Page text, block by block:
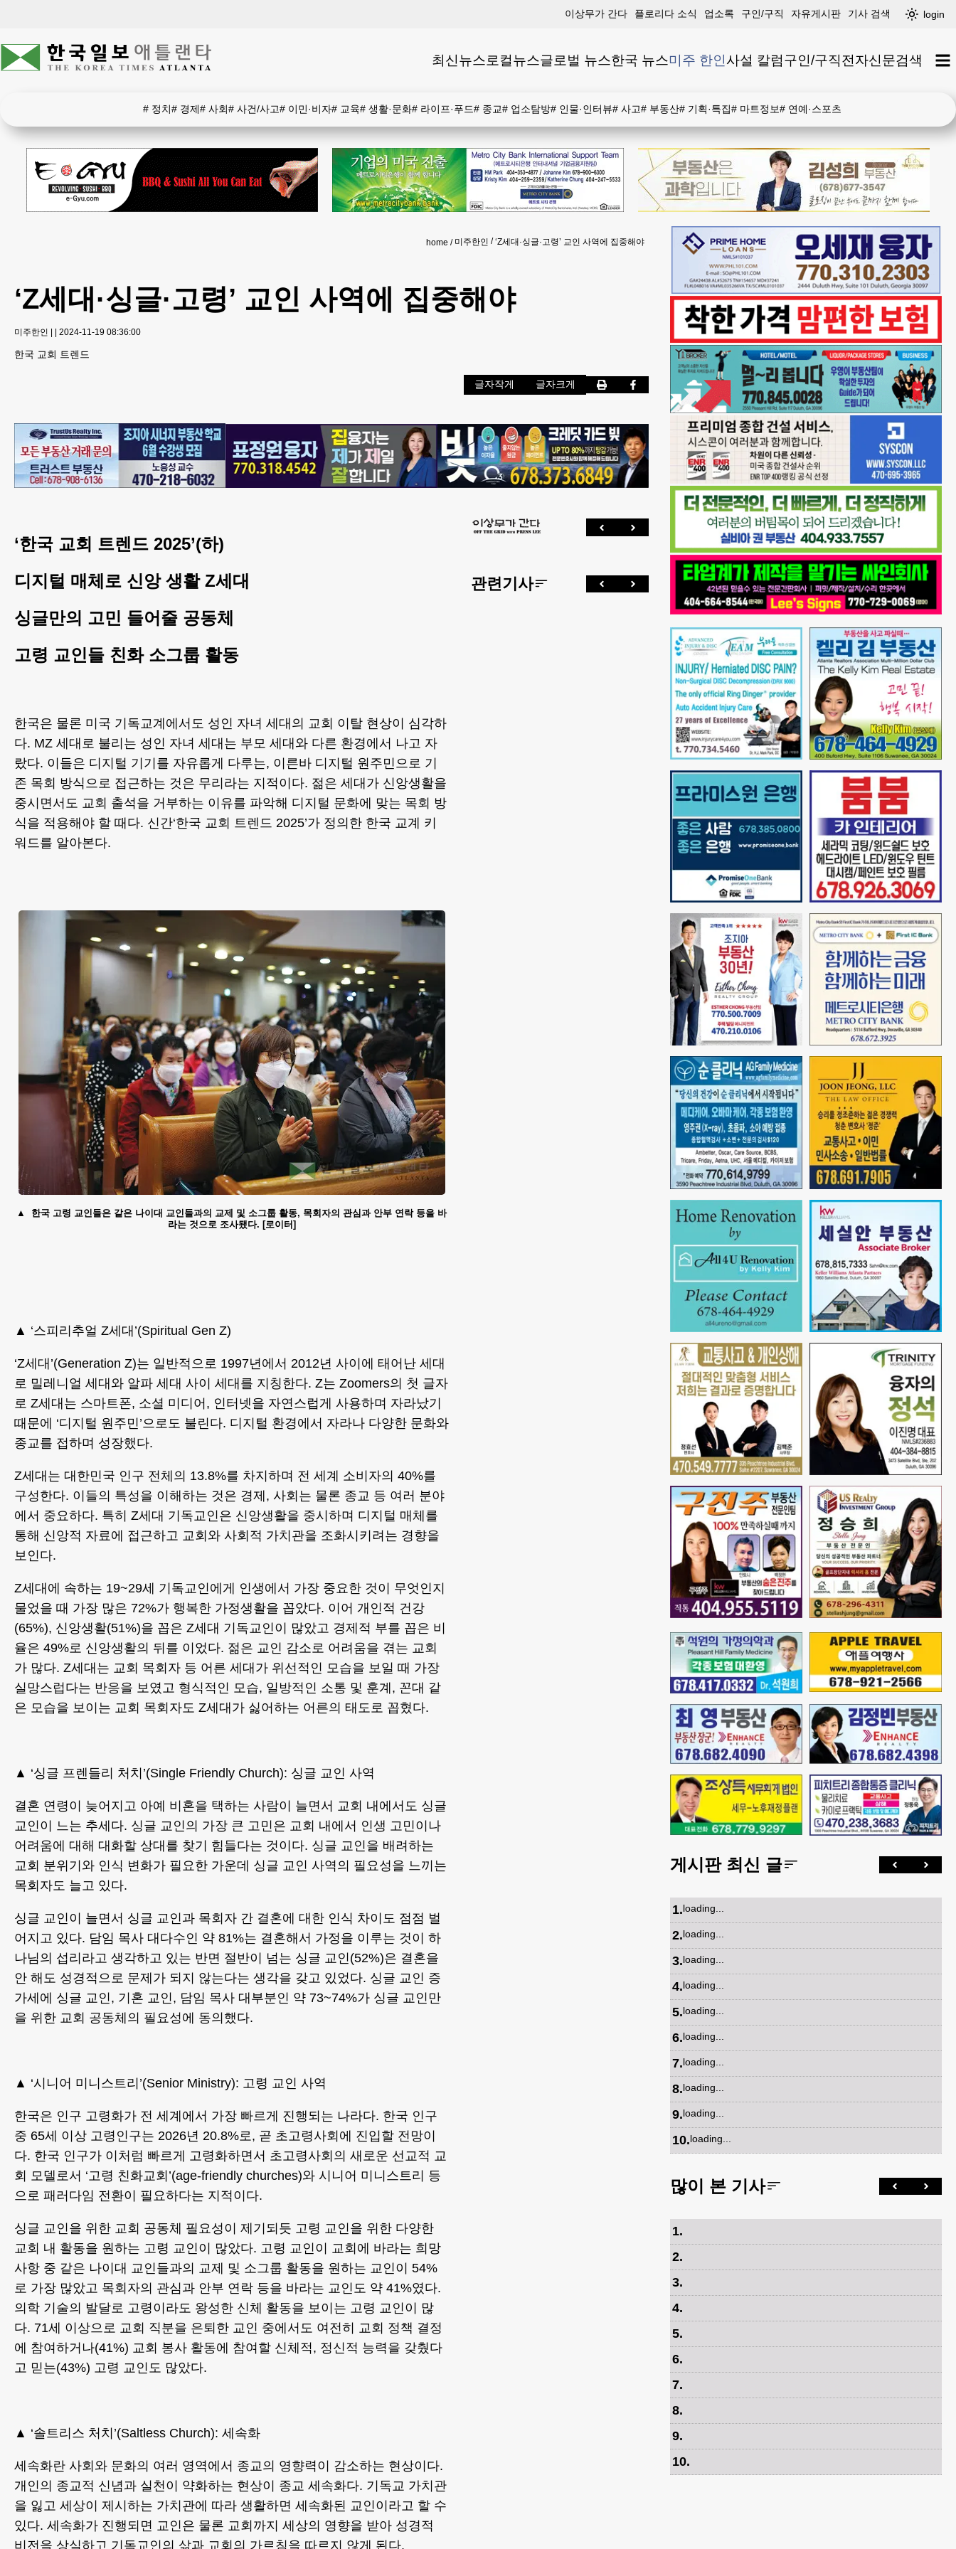
이상무가 간다 플로리다 소식 업소록 구인/구직 자유게시판 기사 검색 login
최신뉴스로컬뉴스글로벌 뉴스한국 뉴스미주 한인사설 칼럼구인/구직전자신문검색
# 정치# 경제# 사회# 사건/사고# 이민·비자# 교육# 생활·문화# 라이프·푸드# 종교# 업소탐방# 인물·인터뷰# 사고# 부동산# 기획·특집# 마트정보# 연예·스포츠
home 미주한인 ‘Z세대·싱글·고령’ 교인 사역에 집중해야
‘Z세대·싱글·고령’ 교인 사역에 집중해야
미주한인 | | 2024-11-19 08:36:00
한국 교회 트렌드
글자작게 글자크게
‘한국 교회 트렌드 2025’(하)
디지털 매체로 신앙 생활 Z세대
싱글만의 고민 들어줄 공동체
고령 교인들 친화 소그룹 활동
한국은 물론 미국 기독교계에서도 성인 자녀 세대의 교회 이탈 현상이 심각하
다. MZ 세대로 불리는 성인 자녀 세대는 부모 세대와 다른 환경에서 나고 자
랐다. 이들은 디지털 기기를 자유롭게 다루는, 이른바 디지털 원주민으로 기
존 목회 방식으로 접근하는 것은 무리라는 지적이다. 젊은 세대가 신앙생활을
중시면서도 교회 출석을 거부하는 이유를 파악해 디지털 문화에 맞는 목회 방
식을 적용해야 할 때다. 신간‘한국 교회 트렌드 2025’가 정의한 한국 교계 키
워드를 알아본다.
한국 고령 교인들은 같은 나이대 교인들과의 교제 및 소그룹 활동, 목회자의 관심과 안부 연락 등을 바
라는 것으로 조사됐다. [로이터]
▲ ‘스피리추얼 Z세대’(Spiritual Gen Z)
‘Z세대’(Generation Z)는 일반적으로 1997년에서 2012년 사이에 태어난 세대
로 밀레니얼 세대와 알파 세대 사이 세대를 지칭한다. Z는 Zoomers의 첫 글자
로 Z세대는 스마트폰, 소셜 미디어, 인터넷을 자연스럽게 사용하며 자라났기
때문에 ‘디지털 원주민’으로도 불린다. 디지털 환경에서 자라나 다양한 문화와
종교를 접하며 성장했다.
Z세대는 대한민국 인구 전체의 13.8%를 차지하며 전 세계 소비자의 40%를
구성한다. 이들의 특성을 이해하는 것은 경제, 사회는 물론 종교 등 여러 분야
에서 중요하다. 특히 Z세대 기독교인은 신앙생활을 중시하며 디지털 매체를
통해 신앙적 자료에 접근하고 교회와 사회적 가치관을 조화시키려는 경향을
보인다.
Z세대에 속하는 19~29세 기독교인에게 인생에서 가장 중요한 것이 무엇인지
물었을 때 가장 많은 72%가 행복한 가정생활을 꼽았다. 이어 개인적 건강
(65%), 신앙생활(51%)을 꼽은 Z세대 기독교인이 많았고 경제적 부를 꼽은 비
율은 49%로 신앙생활의 뒤를 이었다. 젊은 교인 감소로 어려움을 겪는 교회
가 많다. Z세대는 교회 목회자 등 어른 세대가 위선적인 모습을 보일 때 가장
실망스럽다는 반응을 보였고 형식적인 모습, 일방적인 소통 및 훈계, 꼰대 같
은 모습을 보이는 교회 목회자도 Z세대가 싫어하는 어른의 태도로 꼽혔다.
▲ ‘싱글 프렌들리 처치’(Single Friendly Church): 싱글 교인 사역
결혼 연령이 늦어지고 아예 비혼을 택하는 사람이 늘면서 교회 내에서도 싱글
교인이 느는 추세다. 싱글 교인의 가장 큰 고민은 교회 내에서 인생 고민이나
어려움에 대해 대화할 상대를 찾기 힘들다는 것이다. 싱글 교인을 배려하는
교회 분위기와 인식 변화가 필요한 가운데 싱글 교인 사역의 필요성을 느끼는
목회자도 늘고 있다.
싱글 교인이 늘면서 싱글 교인과 목회자 간 결혼에 대한 인식 차이도 점점 벌
어지고 있다. 담임 목사 대다수인 약 81%는 결혼해서 가정을 이루는 것이 하
나님의 섭리라고 생각하고 있는 반면 절반이 넘는 싱글 교인(52%)은 결혼을
안 해도 성경적으로 문제가 되지 않는다는 생각을 갖고 있었다. 싱글 교인 증
가세에 싱글 교인, 기혼 교인, 담임 목사 대부분인 약 73~74%가 싱글 교인만
을 위한 교회 공동체의 필요성에 동의했다.
▲ ‘시니어 미니스트리’(Senior Ministry): 고령 교인 사역
한국은 인구 고령화가 전 세계에서 가장 빠르게 진행되는 나라다. 한국 인구
중 65세 이상 고령인구는 2026년 20.8%로, 곧 초고령사회에 진입할 전망이
다. 한국 인구가 이처럼 빠르게 고령화하면서 초고령사회의 새로운 선교적 교
회 모델로서 ‘고령 친화교회’(age-friendly churches)와 시니어 미니스트리 등
으로 패러다임 전환이 필요하다는 지적이다.
싱글 교인을 위한 교회 공동체 필요성이 제기되듯 고령 교인을 위한 다양한
교회 내 활동을 원하는 고령 교인이 많았다. 고령 교인이 교회에 바라는 희망
사항 중 같은 나이대 교인들과의 교제 및 소그룹 활동을 원하는 교인이 54%
로 가장 많았고 목회자의 관심과 안부 연락 등을 바라는 교인도 약 41%였다.
의학 기술의 발달로 고령이라도 왕성한 신체 활동을 보이는 고령 교인이 많
다. 71세 이상으로 교회 직분을 은퇴한 교인 중에서도 여전히 교회 정책 결정
에 참여하거나(41%) 교회 봉사 활동에 참여할 신체적, 정신적 능력을 갖췄다
고 믿는(43%) 고령 교인도 많았다.
▲ ‘솔트리스 처치’(Saltless Church): 세속화
세속화란 사회와 문화의 여러 영역에서 종교의 영향력이 감소하는 현상이다.
개인의 종교적 신념과 실천이 약화하는 현상이 종교 세속화다. 기독교 가치관
을 잃고 세상이 제시하는 가치관에 따라 생활하면 세속화된 교인이라고 할 수
있다. 세속화가 진행되면 교인은 물론 교회까지 세상의 영향을 받아 성경적
비전을 상실하고 기독교인의 삶과 교회의 가르침을 따르지 않게 된다.
관련기사
게시판 최신 글
1.loading...
2.loading...
3.loading...
4.loading...
5.loading...
6.loading...
7.loading...
8.loading...
9.loading...
10.loading...
많이 본 기사
1.
2.
3.
4.
5.
6.
7.
8.
9.
10.